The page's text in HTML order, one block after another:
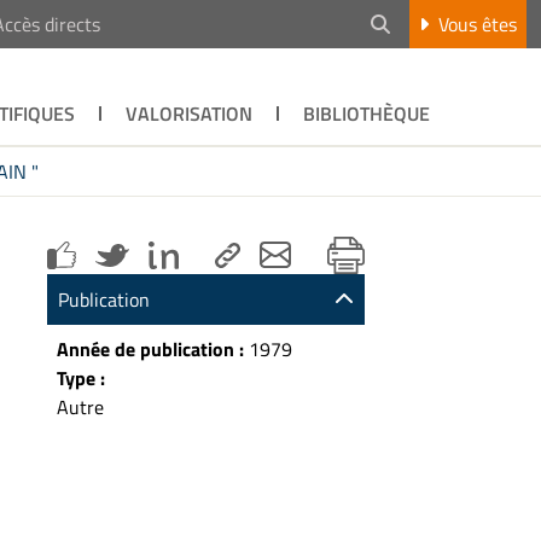
directs Vous êtes
VALORISATION
BIBLIOTHÈQUE
"
Publication
Année de publication : 1979
Type :
Autre